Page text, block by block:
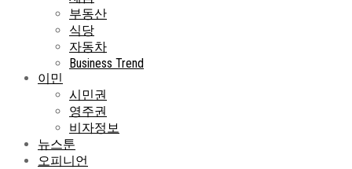
부동산
식당
자동차
Business Trend
이민
시민권
영주권
비자정보
뉴스툰
오피니언